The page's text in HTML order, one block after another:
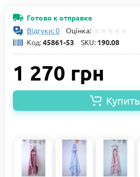
Готово к отправке
Відгуки: 0 Оцінка:
Код:45861-53 SKU: 190.08
1 270 грн
Купить